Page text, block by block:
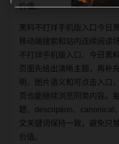
价值。
黑料不打烊手机版入口今日
移动端搜索和站内连续阅读
不打烊手机版入口、今日黑
页面先给出清晰主题，再补
明、图片语义和可点击入口
页也能继续浏览同类内容。
题、description、canonical
文关键词保持一致，避免只
价值。